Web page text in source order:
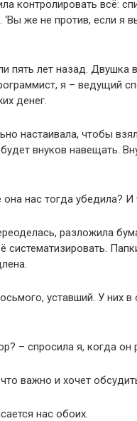
контролировать всё:
‘Вы же не против, если я
пять лет назад. Двушка
я – ведущий
денег.
настаивала, чтобы
внуков навещать.
нас тогда убедила? И
разложила
систематизировать.
уставший. У них
– спросила я, когда он
важно и хочет
нас обоих.